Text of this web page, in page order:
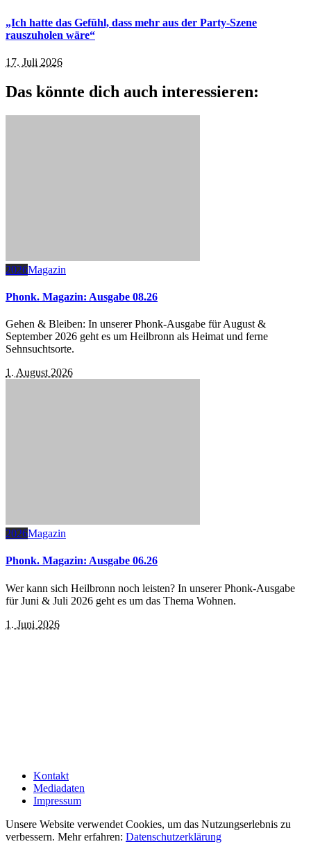
„Ich hatte das Gefühl, dass mehr aus der Party-Szene
rauszuholen wäre“
17. Juli 2026
Das könnte dich auch interessieren:
2026Magazin
Phonk. Magazin: Ausgabe 08.26
Gehen & Bleiben: In unserer Phonk-Ausgabe für August &
September 2026 geht es um Heilbronn als Heimat und ferne
Sehnsuchtsorte.
1. August 2026
2026Magazin
Phonk. Magazin: Ausgabe 06.26
Wer kann sich Heilbronn noch leisten? In unserer Phonk-Ausgabe
für Juni & Juli 2026 geht es um das Thema Wohnen.
1. Juni 2026
Kontakt
Mediadaten
Impressum
Unsere Website verwendet Cookies, um das Nutzungserlebnis zu
verbessern. Mehr erfahren: Datenschutzerklärung